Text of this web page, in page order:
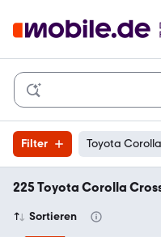
Filter Toyota
225 Toyota Corolla
Sortieren